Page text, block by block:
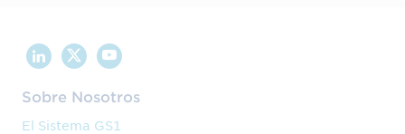
Sobre Nosotros
El Sistema GS1